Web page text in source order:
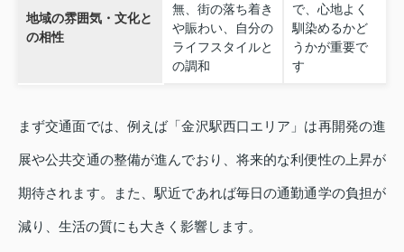
地域の雰囲気・文化と
の相性
無、街の落ち着き
や賑わい、自分の
ライフスタイルと
の調和
で、心地よく
馴染めるかど
うかが重要で
す
まず交通面では、例えば「金沢駅西口エリア」は再開発の進
展や公共交通の整備が進んでおり、将来的な利便性の上昇が
期待されます。また、駅近であれば毎日の通勤通学の負担が
減り、生活の質にも大きく影響します。